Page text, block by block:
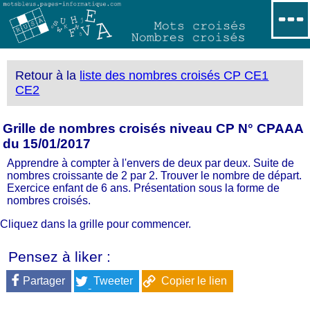
Retour à la liste des nombres croisés CP CE1
CE2
Grille de nombres croisés niveau CP N° CPAAA
du 15/01/2017
Apprendre à compter à l'envers de deux par deux. Suite de
nombres croissante de 2 par 2. Trouver le nombre de départ.
Exercice enfant de 6 ans. Présentation sous la forme de
nombres croisés.
Cliquez dans la grille pour commencer.
Pensez à liker :
Partager Tweeter Copier le lien